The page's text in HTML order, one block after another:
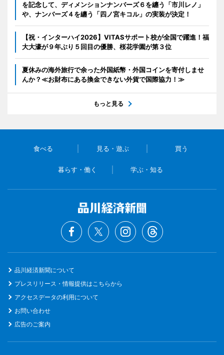
を記念して、ディメンションナンバーズ６を纏う「市川レノ」
や、ナンバーズ４を纏う「四ノ宮キコル」の実装が決定！
【祝・インターハイ2026】VITASサポート校が全国で躍進！福
大大濠が９年ぶり５回目の優勝、桜花学園が第３位
夏休みの海外旅行で余った外国紙幣・外国コインを寄付しませ
んか？≪お財布にある換金できない外貨で国際協力！≫
もっと見る
食べる 見る・遊ぶ 買う
暮らす・働く 学ぶ・知る
品川経済新聞について
プレスリリース・情報提供はこちらから
アクセスデータの利用について
お問い合わせ
広告のご案内